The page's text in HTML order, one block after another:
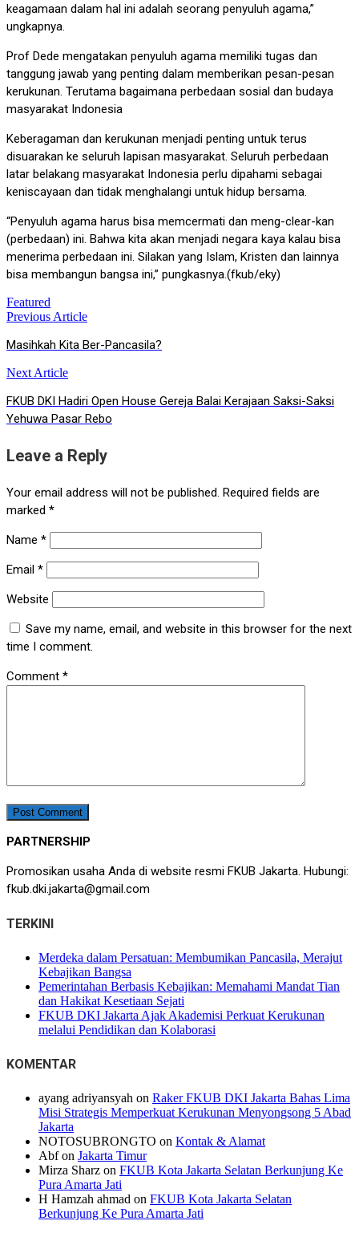
keagamaan dalam hal ini adalah seorang penyuluh agama,”
ungkapnya.
Prof Dede mengatakan penyuluh agama memiliki tugas dan
tanggung jawab yang penting dalam memberikan pesan-pesan
kerukunan. Terutama bagaimana perbedaan sosial dan budaya
masyarakat Indonesia
Keberagaman dan kerukunan menjadi penting untuk terus
disuarakan ke seluruh lapisan masyarakat. Seluruh perbedaan
latar belakang masyarakat Indonesia perlu dipahami sebagai
keniscayaan dan tidak menghalangi untuk hidup bersama.
“Penyuluh agama harus bisa memcermati dan meng-clear-kan
(perbedaan) ini. Bahwa kita akan menjadi negara kaya kalau bisa
menerima perbedaan ini. Silakan yang Islam, Kristen dan lainnya
bisa membangun bangsa ini,” pungkasnya.(fkub/eky)
Featured
Post
navigation
Previous Article
Masihkah Kita Ber-Pancasila?
Next Article
FKUB DKI Hadiri Open House Gereja Balai Kerajaan Saksi-Saksi
Yehuwa Pasar Rebo
Leave a Reply
Your email address will not be published. Required fields are
marked *
Name *
Email *
Website
Save my name, email, and website in this browser for the next
time I comment.
Comment *
PARTNERSHIP
Promosikan usaha Anda di website resmi FKUB Jakarta. Hubungi:
fkub.dki.jakarta@gmail.com
TERKINI
Merdeka dalam Persatuan: Membumikan Pancasila, Merajut
Kebajikan Bangsa
Pemerintahan Berbasis Kebajikan: Memahami Mandat Tian
dan Hakikat Kesetiaan Sejati
FKUB DKI Jakarta Ajak Akademisi Perkuat Kerukunan
melalui Pendidikan dan Kolaborasi
KOMENTAR
ayang adriyansyah on Raker FKUB DKI Jakarta Bahas Lima
Misi Strategis Memperkuat Kerukunan Menyongsong 5 Abad
Jakarta
NOTOSUBRONGTO on Kontak & Alamat
Abfon Jakarta Timur
Mirza Sharz on FKUB Kota Jakarta Selatan Berkunjung Ke
Pura Amarta Jati
H Hamzah ahmad on FKUB Kota Jakarta Selatan
Berkunjung Ke Pura Amarta Jati